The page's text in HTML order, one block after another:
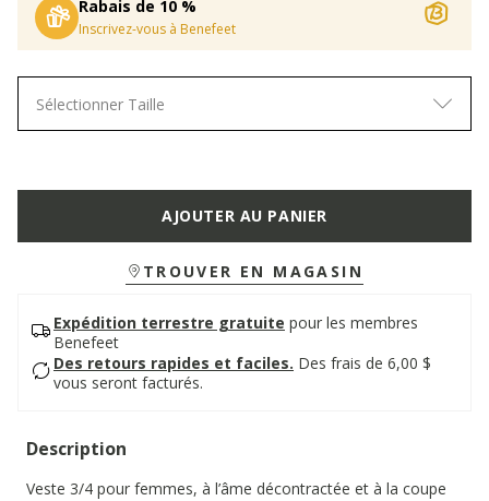
Rabais de 10 %
Inscrivez-vous à Benefeet
Sélectionner Taille
AJOUTER AU PANIER
TROUVER EN MAGASIN
Expédition terrestre gratuite pour les membres
Benefeet
Des retours rapides et faciles. Des frais de 6,00 $
vous seront facturés.
Description
Veste 3/4 pour femmes, à l’âme décontractée et à la coupe